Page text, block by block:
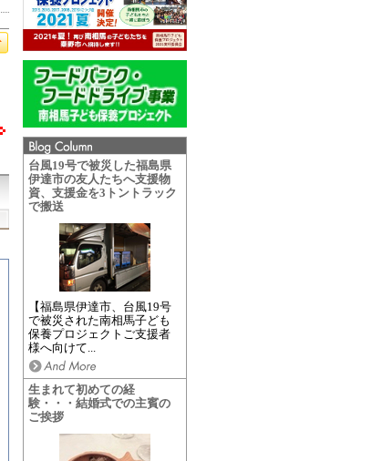
台風19号で被災した福島県
伊達市の友人たちへ支援物
資、支援金を3トントラック
で搬送
【福島県伊達市、台風19号
で被災された南相馬子ども
保養プロジェクトご支援者
様へ向けて...
生まれて初めての経
験・・・結婚式での主賓の
ご挨拶